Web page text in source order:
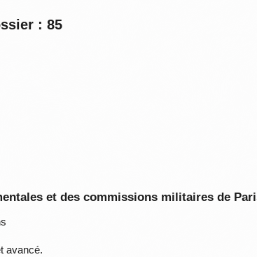
: 85
et des commissions militaires de
avancé.